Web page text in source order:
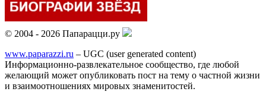
© 2004 - 2026 Папарацци.ру
www.paparazzi.ru – UGC (user generated content)
Информационно-развлекательное сообщество, где любой
желающий может опубликовать пост на тему о частной жизни
и взаимоотношениях мировых знаменитостей.